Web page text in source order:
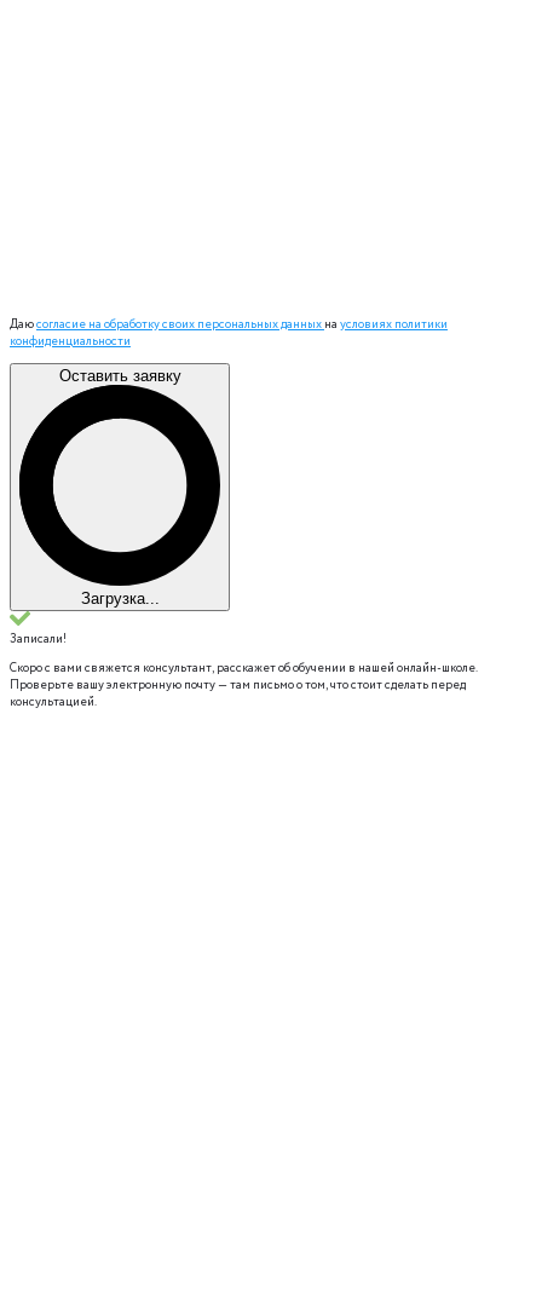
Даюсогласие на обработку своих персональных данныхна условиях политики
конфиденциальности
Оставить заявку
Загрузка...
Записали!
Скоро с вами свяжется консультант, расскажет об обучении в нашей онлайн-школе.
Проверьте вашу электронную почту — там письмо о том, что стоит сделать перед
консультацией.